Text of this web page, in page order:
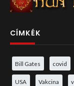
CÍMKÉK
Bill Gates covid
USA Vakcina